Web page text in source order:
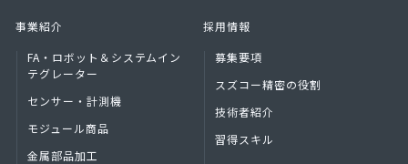
事業紹介
FA・ロボット＆ システムイン
テグレーター
センサー・計測機
モジュール商品
金属部品加工
採用情報
募集要項
スズコー精密の役割
技術者紹介
習得スキル